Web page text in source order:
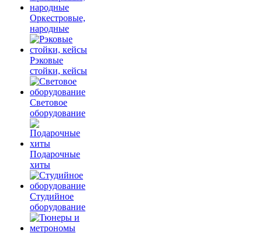
Оркестровые,
народные
Рэковые
стойки, кейсы
Световое
оборудование
Подарочные
хиты
Студийное
оборудование